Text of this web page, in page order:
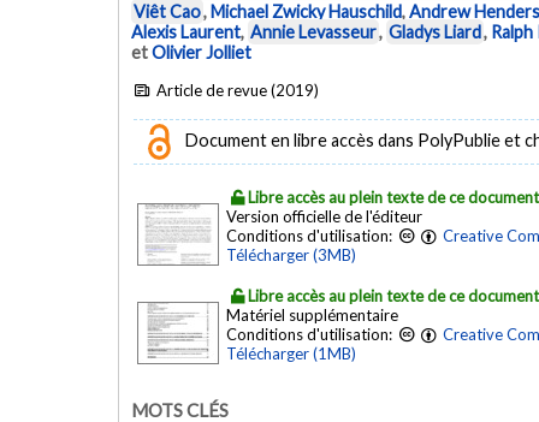
Viêt Cao,Michael Zwicky Hauschild,Andrew
Alexis Laurent, Annie Levasseur, Gladys Liard, Ralph
etOlivier Jolliet
Article de revue (2019)
Document en libre accès dans PolyPublie et
Libre accès au plein texte de ce document
Version officielle de l'éditeur
Conditions d'utilisation:
Creative
Télécharger (3MB)
Libre accès au plein texte de ce document
Matériel supplémentaire
Conditions d'utilisation:
Creative
Télécharger (1MB)
MOTS CLÉS